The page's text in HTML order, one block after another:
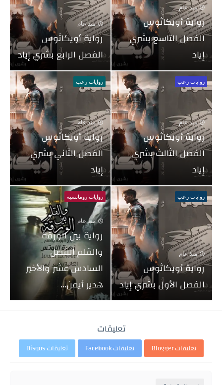
منذ عام
رواية أويكاثوس
الفصل التاسع بشري
إياد
منذ عام
رواية أويكاثوس
الفصل الرابع بشري إياد
روايات رعب
منذ عام
رواية أويكاثوس
الفصل الثالث بشري
إياد
روايات رعب
منذ عام
رواية أويكاثوس
الفصل الثاني بشري
إياد
روايات رعب
منذ عام
رواية أويكاثوس
الفصل الأول بشري إياد
روايات رومانسيه
منذ عام
رواية بين الورقة
والقلم الفصل
السادس عشر والأخير
هدير أيمن...
تعليقات
تعليقات Blogger تعليقات Facebook تعليقات Disqus